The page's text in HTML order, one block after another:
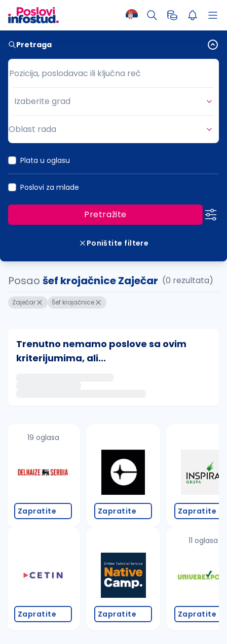
Pretraga
Pozicija, poslodavac ili ključna reč
Pozicija, poslodavac ili ključna reč
Grad
Izaberite grad
Oblast rada
Plata u oglasu
Poslovi za mlade
Pretražite
Poništite filtere
Posao šef krojačnice Zaječar (0 rezultata)
Zaječar Šef krojačnice
Trenutno nemamo poslove sa ovim
kriterijumima, ali...
proverite pravopisne greške (koristite č, ć, š, đ,
povećajte radijus za odabrani grad
promenite odabrane filtere pretrage
19 oglasa
Zapratite
Zapratite
Zapratite
Zapratite
Zapratite
11 oglasa
Zapratite